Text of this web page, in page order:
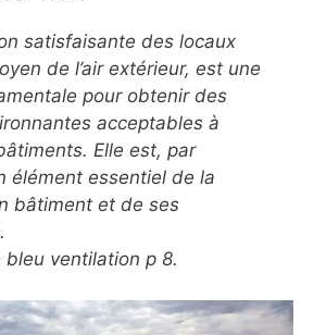
satisfaisante des locaux
de l’air extérieur, est une
pour obtenir des
acceptables à
Elle est, par
élément essentiel de la
bâtiment et de ses
bleu ventilation p 8.